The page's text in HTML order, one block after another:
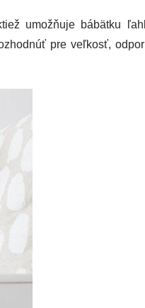
umožňuje bábätku
pre veľkosť,